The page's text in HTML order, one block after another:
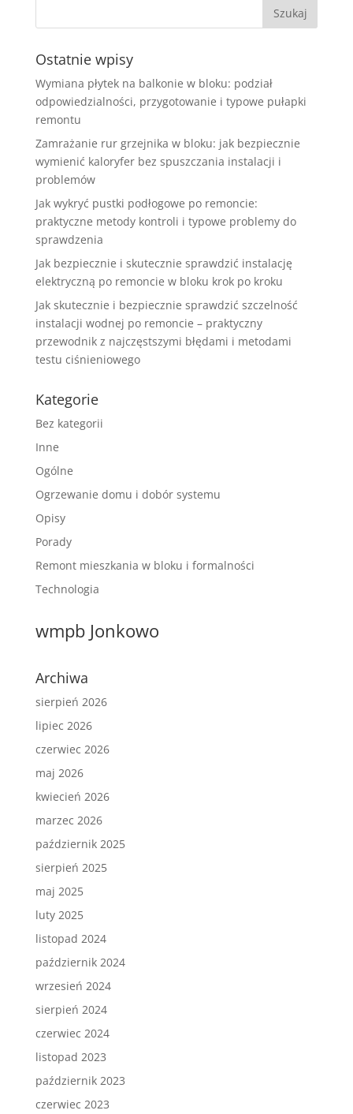
Ostatnie wpisy
Wymiana płytek na balkonie w bloku: podział
odpowiedzialności, przygotowanie i typowe pułapki
remontu
Zamrażanie rur grzejnika w bloku: jak bezpiecznie
wymienić kaloryfer bez spuszczania instalacji i
problemów
Jak wykryć pustki podłogowe po remoncie:
praktyczne metody kontroli i typowe problemy do
sprawdzenia
Jak bezpiecznie i skutecznie sprawdzić instalację
elektryczną po remoncie w bloku krok po kroku
Jak skutecznie i bezpiecznie sprawdzić szczelność
instalacji wodnej po remoncie – praktyczny
przewodnik z najczęstszymi błędami i metodami
testu ciśnieniowego
Kategorie
Bez kategorii
Inne
Ogólne
Ogrzewanie domu i dobór systemu
Opisy
Porady
Remont mieszkania w bloku i formalności
Technologia
wmpb Jonkowo
Archiwa
sierpień 2026
lipiec 2026
czerwiec 2026
maj 2026
kwiecień 2026
marzec 2026
październik 2025
sierpień 2025
maj 2025
luty 2025
listopad 2024
październik 2024
wrzesień 2024
sierpień 2024
czerwiec 2024
listopad 2023
październik 2023
czerwiec 2023